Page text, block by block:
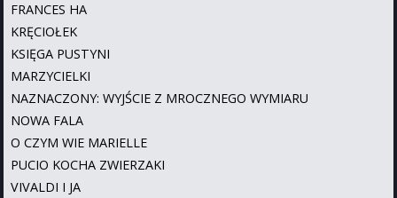
FRANCES HA
KRĘCIOŁEK
KSIĘGA PUSTYNI
MARZYCIELKI
NAZNACZONY: WYJŚCIE Z MROCZNEGO WYMIARU
NOWA FALA
O CZYM WIE MARIELLE
PUCIO KOCHA ZWIERZAKI
VIVALDI I JA